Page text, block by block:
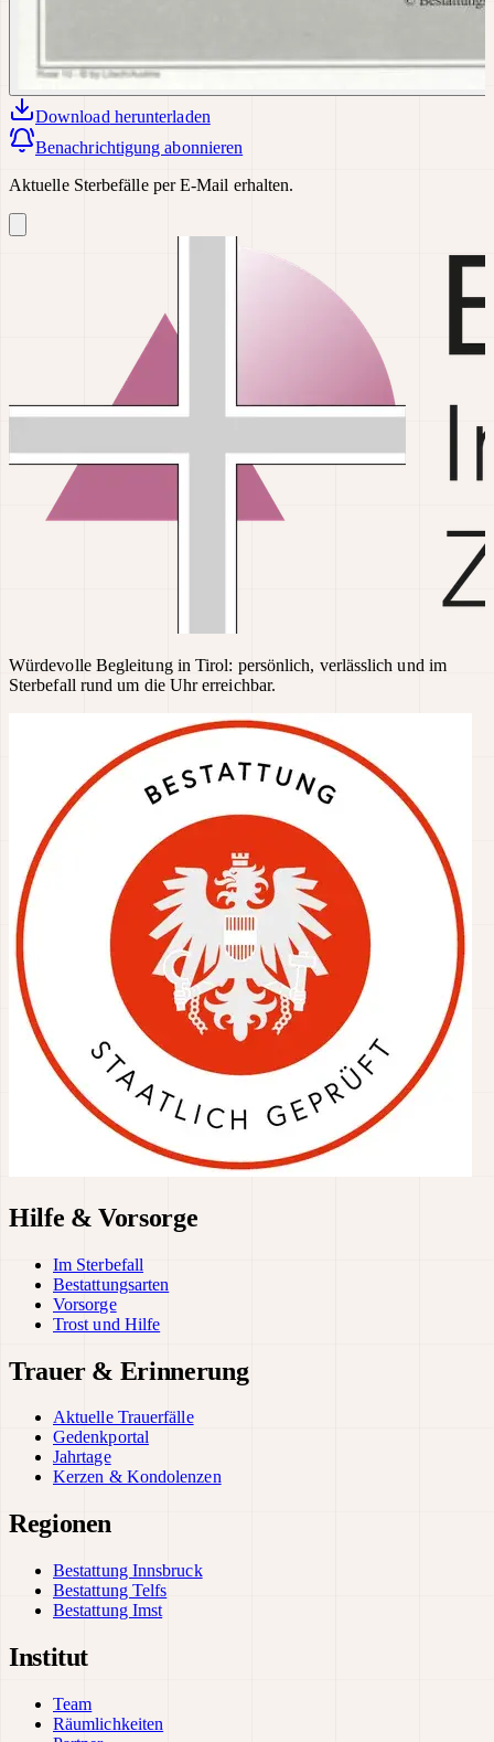
Download herunterladen
Benachrichtigung abonnieren
Aktuelle Sterbefälle per E-Mail erhalten.
Würdevolle Begleitung in Tirol: persönlich, verlässlich und im
Sterbefall rund um die Uhr erreichbar.
Hilfe & Vorsorge
Im Sterbefall
Bestattungsarten
Vorsorge
Trost und Hilfe
Trauer & Erinnerung
Aktuelle Trauerfälle
Gedenkportal
Jahrtage
Kerzen & Kondolenzen
Regionen
Bestattung Innsbruck
Bestattung Telfs
Bestattung Imst
Institut
Team
Räumlichkeiten